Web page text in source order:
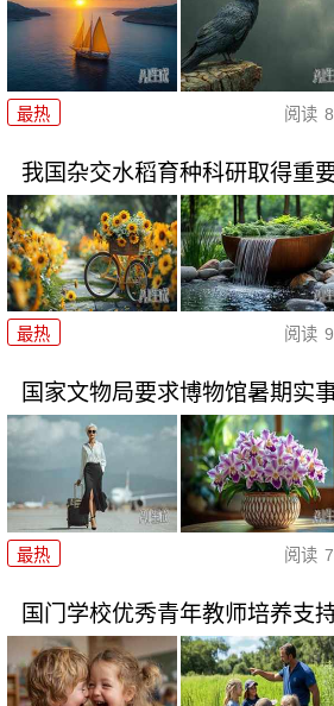
最热 阅读
我国杂交水稻育种科研取得重
最热 阅读
国家文物局要求博物馆暑期实
最热 阅读
国门学校优秀青年教师培养支